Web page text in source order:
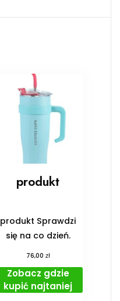
produkt
produkt Sprawdzi
się na co dzień.
76,00 zł
Zobacz gdzie
kupić najtaniej